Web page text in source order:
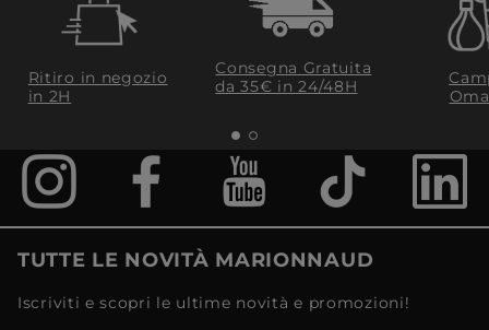
Ritiro in negozio
in 2H
Consegna Gratuita
da 35€​ in 24/48H
TUTTE LE NOVITÀ MARIONNAUD
Iscriviti e scopri le ultime novità e promozioni!